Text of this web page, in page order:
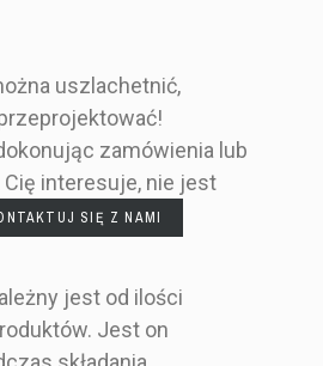
uszlachetnić,
zamówienia lub
Cię interesuje, nie jest
SIĘ Z NAMI
jest od ilości
Jest on